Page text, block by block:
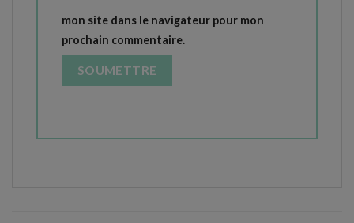
mon site dans le navigateur pour mon
prochain commentaire.